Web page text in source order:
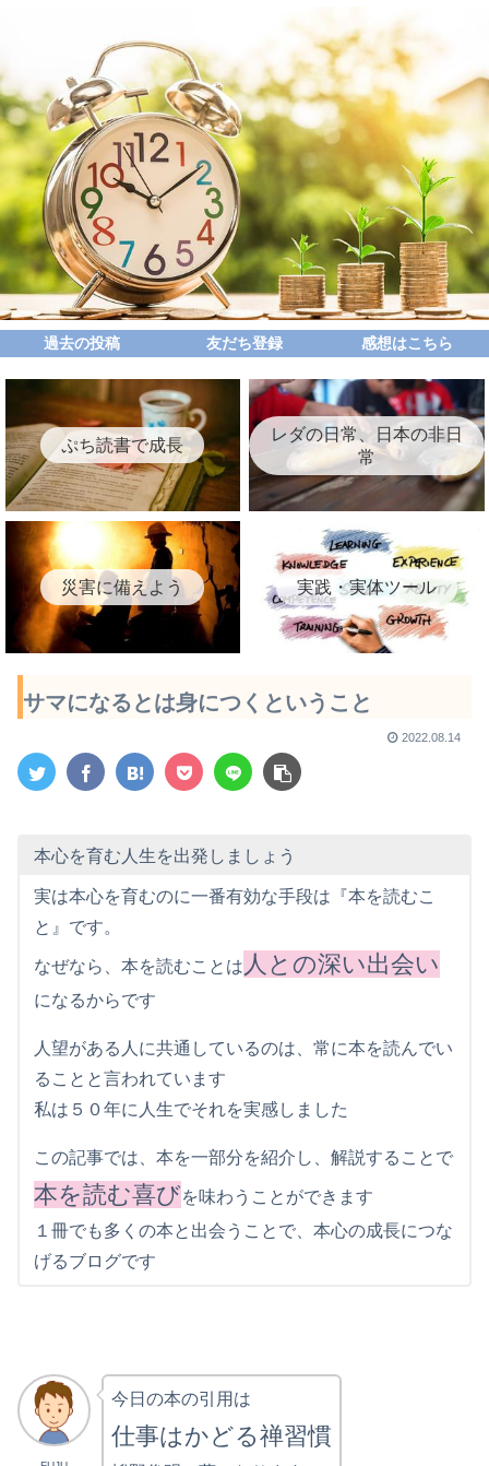
過去の投稿 友だち登録 感想はこちら
ぷち読書で成長
レダの日常、日本の非日
常
災害に備えよう 実践・実体ツール
サマになるとは身につくということ
2022.08.14
本心を育む人生を出発しましょう
実は本心を育むのに一番有効な手段は『本を読むこ
と』です。
なぜなら、本を読むことは 人との深い出会い
になるからです
人望がある人に共通しているのは、常に本を読んでい
ることと言われています
私は５０年に人生でそれを実感しました
この記事では、本を一部分を紹介し、解説することで
本を読む喜びを味わうことができます
１冊でも多くの本と出会うことで、本心の成長につな
げるブログです
今日の本の引用は
仕事はかどる禅習慣